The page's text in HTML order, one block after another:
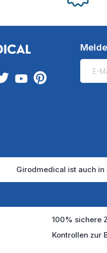
Girodmedical ist auch
100% sichere
Kontrollen zur